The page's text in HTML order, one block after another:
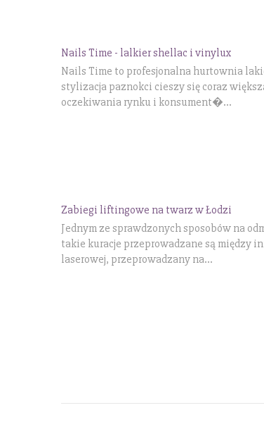
Nails Time - lalkier shellac i vinylux
Nails Time to profesjonalna hurtownia
stylizacja paznokci cieszy się coraz
oczekiwania rynku i konsument�...
Zabiegi liftingowe na twarz w Łodzi
Jednym ze sprawdzonych sposobów na
takie kuracje przeprowadzane są między
laserowej, przeprowadzany na...